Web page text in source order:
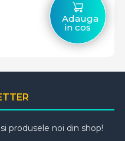
Adauga
in cos
produsele noi din shop!